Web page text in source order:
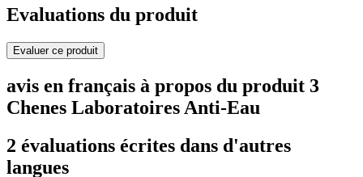
Evaluations du produit
Evaluer ce produit
avis en français à propos du produit 3
Chenes Laboratoires Anti-Eau
2 évaluations écrites dans d'autres
langues